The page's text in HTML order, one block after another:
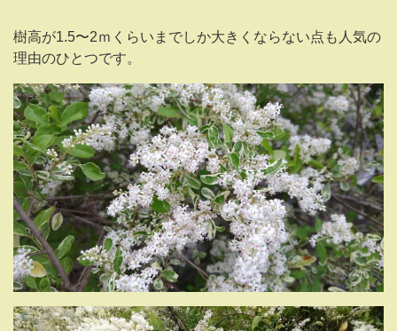
樹高が1.5〜2ｍくらいまでしか大きくならない点も人気の
理由のひとつです。